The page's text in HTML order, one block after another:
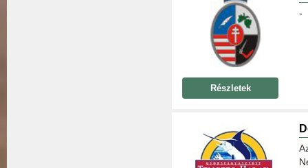
-
Részletek